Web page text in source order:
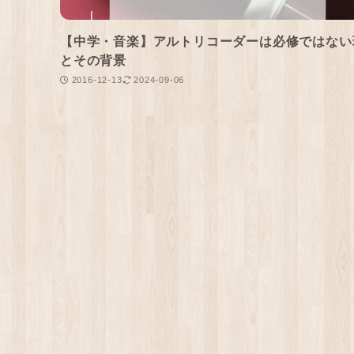
【中学・音楽】アルトリコーダーは必修ではな
とその背景
2016-12-13 2024-09-06